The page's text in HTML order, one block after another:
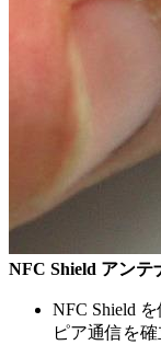
NFC Shield アン
NFC Shield
ピア通信を